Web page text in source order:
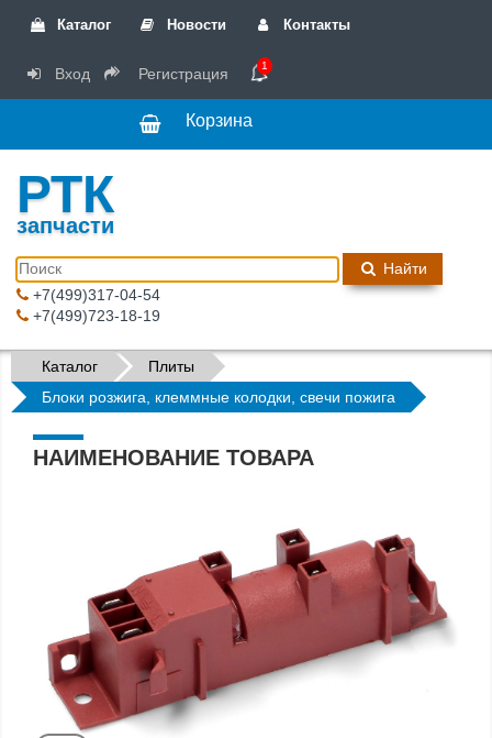
Каталог Новости Контакты
Вход Регистрация 1
Корзина
РТК
запчасти
Найти
+7(499)317-04-54
+7(499)723-18-19
Каталог
Плиты
Блоки розжига, клеммные колодки, свечи пожига
НАИМЕНОВАНИЕ ТОВАРА